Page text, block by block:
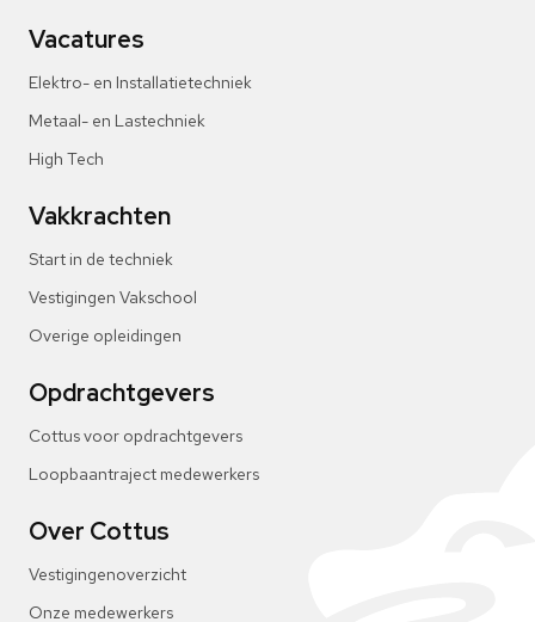
Vacatures
Elektro- en Installatietechniek
Metaal- en Lastechniek
High Tech
Vakkrachten
Start in de techniek
Vestigingen Vakschool
Overige opleidingen
Opdrachtgevers
Cottus voor opdrachtgevers
Loopbaantraject medewerkers
Over Cottus
Vestigingenoverzicht
Onze medewerkers